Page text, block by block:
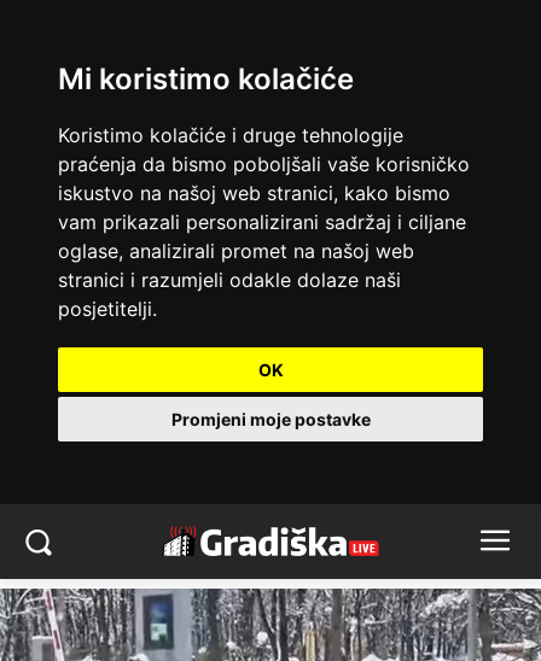
Mi koristimo kolačiće
Koristimo kolačiće i druge tehnologije
praćenja da bismo poboljšali vaše korisničko
iskustvo na našoj web stranici, kako bismo
vam prikazali personalizirani sadržaj i ciljane
oglase, analizirali promet na našoj web
stranici i razumjeli odakle dolaze naši
posjetitelji.
OK
Promjeni moje postavke